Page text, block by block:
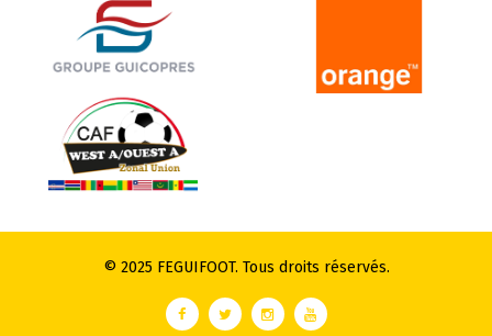
© 2025 FEGUIFOOT. Tous droits réservés.